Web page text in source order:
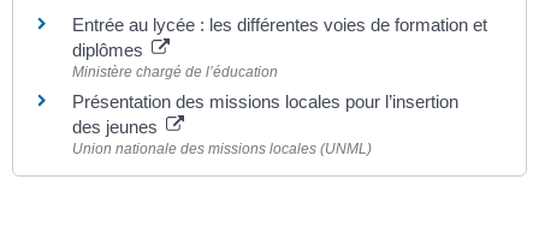
Entrée au lycée : les différentes voies de formation et
diplômes
Ministère chargé de l’éducation
Présentation des missions locales pour l’insertion
des jeunes
Union nationale des missions locales (UNML)